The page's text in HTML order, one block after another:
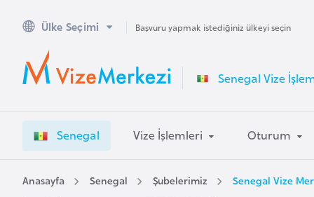
Ülke Seçimi Başvuru yapmak istediğiniz ülkeyi seçin
Senegal Vize
Senegal Vize İşlemleri Oturum
Anasayfa Senegal Şubelerimiz Senegal Vize
A
u
s
a
l